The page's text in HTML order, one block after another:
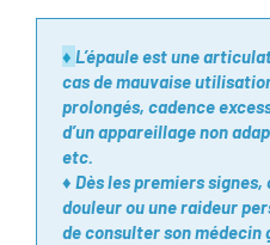
♦ L’épaule est une
cas de mauvaise
prolongés, cadence
d’un appareillage non
etc.
♦ Dès les premiers
douleur ou une raideur
de consulter son médecin